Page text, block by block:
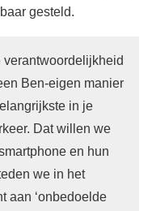
gesteld.
Ben-eigen manier
in je
Dat willen we
en hun
we in het
aan ‘onbedoelde